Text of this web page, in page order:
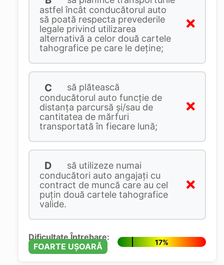
astfel încât conducătorul auto
să poată respecta prevederile
legale privind utilizarea
alternativă a celor două cartele
tahografice pe care le deţine;
C
să plătească
conducătorul auto funcţie de
distanţa parcursă şi/sau de
cantitatea de mărfuri
transportată în fiecare lună;
D
să utilizeze numai
conducători auto angajaţi cu
contract de muncă care au cel
puţin două cartele tahografice
valide.
Dificultate Întrebare:
FOARTE UȘOARĂ
17%